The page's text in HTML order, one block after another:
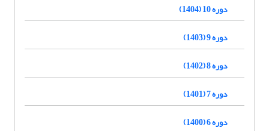
دوره 10 (1404)
دوره 9 (1403)
دوره 8 (1402)
دوره 7 (1401)
دوره 6 (1400)